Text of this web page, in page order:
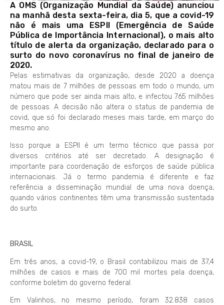
A OMS (Organização Mundial da Saúde) anunciou
na manhã desta sexta-feira, dia 5, que a covid-19
não é mais uma ESPII (Emergência de Saúde
Pública de Importância Internacional), o mais alto
título de alerta da organização, declarado para o
surto do novo coronavírus no final de janeiro de
2020.
Pelas estimativas da organização, desde 2020 a doença
matou mais de 7 milhões de pessoas em todo o mundo, um
número que pode ser ainda mais alto, e infectou 765 milhões
de pessoas. A decisão não altera o status de pandemia de
covid, que só foi declarado meses mais tarde, em março do
mesmo ano.
Isso porque a ESPII é um termo técnico que passa por
diversos critérios até ser decretado. A designação é
importante para coordenação de esforços de saúde pública
internacionais. Já o termo pandemia é diferente e faz
referência a disseminação mundial de uma nova doença,
quando vários continentes têm uma transmissão sustentada
do surto.
BRASIL
Em três anos, a covid-19, o Brasil contabilizou mais de 37,4
milhões de casos e mais de 700 mil mortes pela doença,
conforme boletim do governo federal.
Em Valinhos, no mesmo período, foram 32.838 casos